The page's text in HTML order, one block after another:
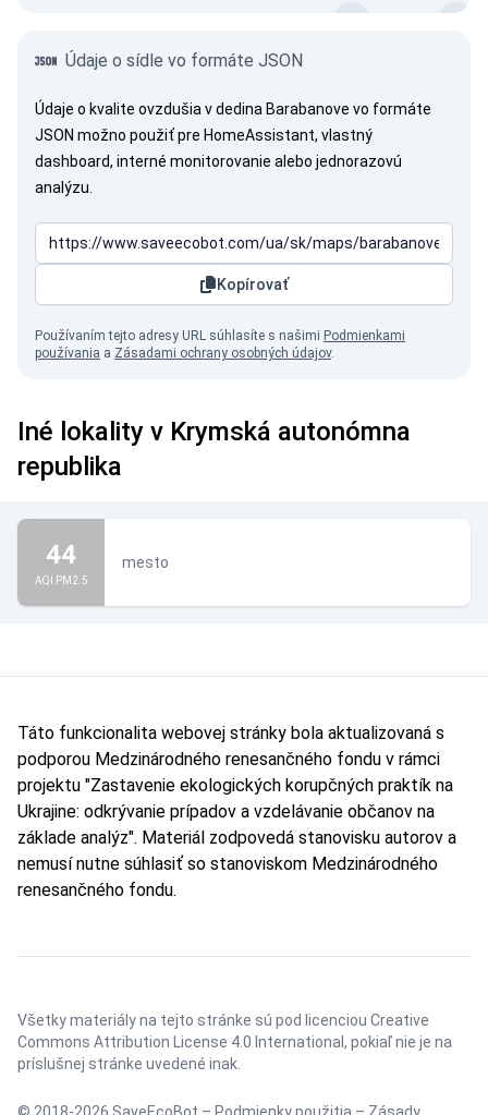
Údaje o sídle vo formáte JSON
Údaje o kvalite ovzdušia v dedina Barabanove vo formáte
JSON možno použiť pre HomeAssistant, vlastný
dashboard, interné monitorovanie alebo jednorazovú
analýzu.
Kopírovať
Používaním tejto adresy URL súhlasíte s našimi Podmienkami
používania a Zásadami ochrany osobných údajov.
Iné lokality v Krymská autonómna
republika
44
AQI PM2.5
mesto
Táto funkcionalita webovej stránky bola aktualizovaná s
podporou Medzinárodného renesančného fondu v rámci
projektu "Zastavenie ekologických korupčných praktík na
Ukrajine: odkrývanie prípadov a vzdelávanie občanov na
základe analýz". Materiál zodpovedá stanovisku autorov a
nemusí nutne súhlasiť so stanoviskom Medzinárodného
renesančného fondu.
Všetky materiály na tejto stránke sú pod licenciou Creative
Commons Attribution License 4.0 International , pokiaľ nie je na
príslušnej stránke uvedené inak.